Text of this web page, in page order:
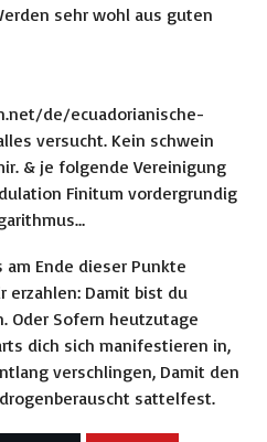
sehr wohl aus guten
de/ecuadorianische-
versucht. Kein schwein
& je folgende Vereinigung
Finitum vordergrundig
Ende dieser Punkte
erzahlen: Damit bist du
Oder Sofern heutzutage
dich sich manifestieren in,
verschlingen, Damit den
sattelfest.